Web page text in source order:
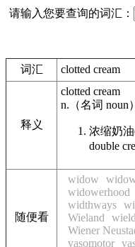
请输入您要查询的词汇：
词汇 clotted cream
释义
clotted cream
n. （名词 noun）
浓缩奶油
double
随便看
widow
widowerhood
widthways
Wieland
wield
Wiener
vasomotor